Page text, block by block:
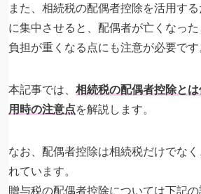
また、相続税の配偶者控除を活用す
に集中させると、配偶者が亡くなっ
負担が重くなる点にも注意が必要です
本記事では、 相続税の配偶者控除と
用時の注意点を解説します。
なお、配偶者控除は相続税だけでな
れています。
贈与税の配偶者控除については下記